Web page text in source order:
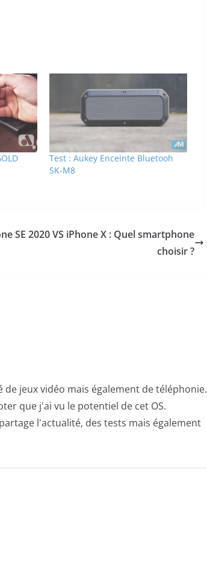
Test : Aukey Enceinte Bluetooh
SK-M8
SE 2020 VS iPhone X : Quel smartphone
choisir ?
jeux vidéo mais également de téléphonie.
que j'ai vu le potentiel de cet OS.
l'actualité, des tests mais également